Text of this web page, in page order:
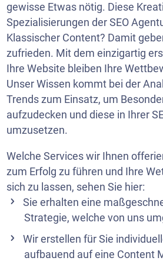
gewisse Etwas nötig. Diese
Spezialisierungen der SEO
Klassischer Content? Damit
zufrieden. Mit dem einzigartig
Ihre Website bleiben Ihre
Unser Wissen kommt bei der
Trends zum Einsatz, um
aufzudecken und diese in Ihrer
umzusetzen.
Welche Services wir Ihnen
zum Erfolg zu führen und Ihre
sich zu lassen, sehen Sie hier:
Sie erhalten eine
Strategie, welche von uns
Wir erstellen für Sie
aufbauend auf eine Content